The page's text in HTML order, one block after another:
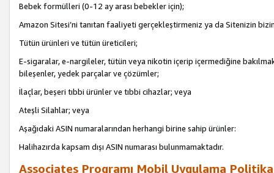
Bebek formülleri (0-12 ay arası bebekler için);
Amazon Sitesi’ni tanıtan faaliyeti gerçekleştirmeniz ya da Sitenizin
Tütün ürünleri ve tütün üreticileri;
E-sigaralar, e-nargileler, tütün veya nikotin içerip içermediğine
bileşenler, yedek parçalar ve çözümler;
İlaçlar, beşeri tıbbi ürünler ve tıbbi cihazlar; veya
Ateşli Silahlar; veya
Aşağıdaki ASIN numaralarından herhangi birine sahip ürünler:
Halihazırda kapsam dışı ASIN numarası bulunmamaktadır.
Associates Programı Mobil Uygulama